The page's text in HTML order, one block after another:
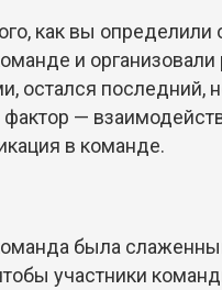
как вы определили
и организовали
остался последний,
—
в команде.
была
участники